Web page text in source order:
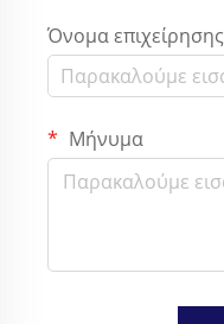
Όνομα επιχείρησης
Μήνυμα